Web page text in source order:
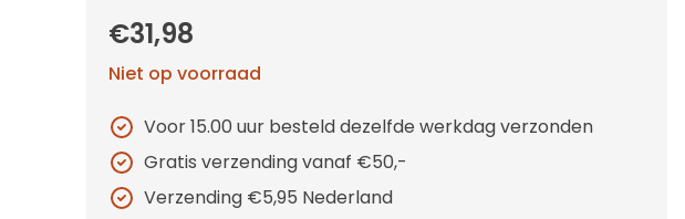
€31,98
Niet op voorraad
Voor 15.00 uur besteld dezelfde werkdag verzonden
Gratis verzending vanaf €50,-
Verzending €5,95 Nederland